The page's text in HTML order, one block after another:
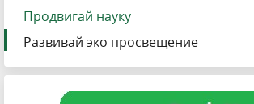
Продвигай науку
Развивай эко просвещение